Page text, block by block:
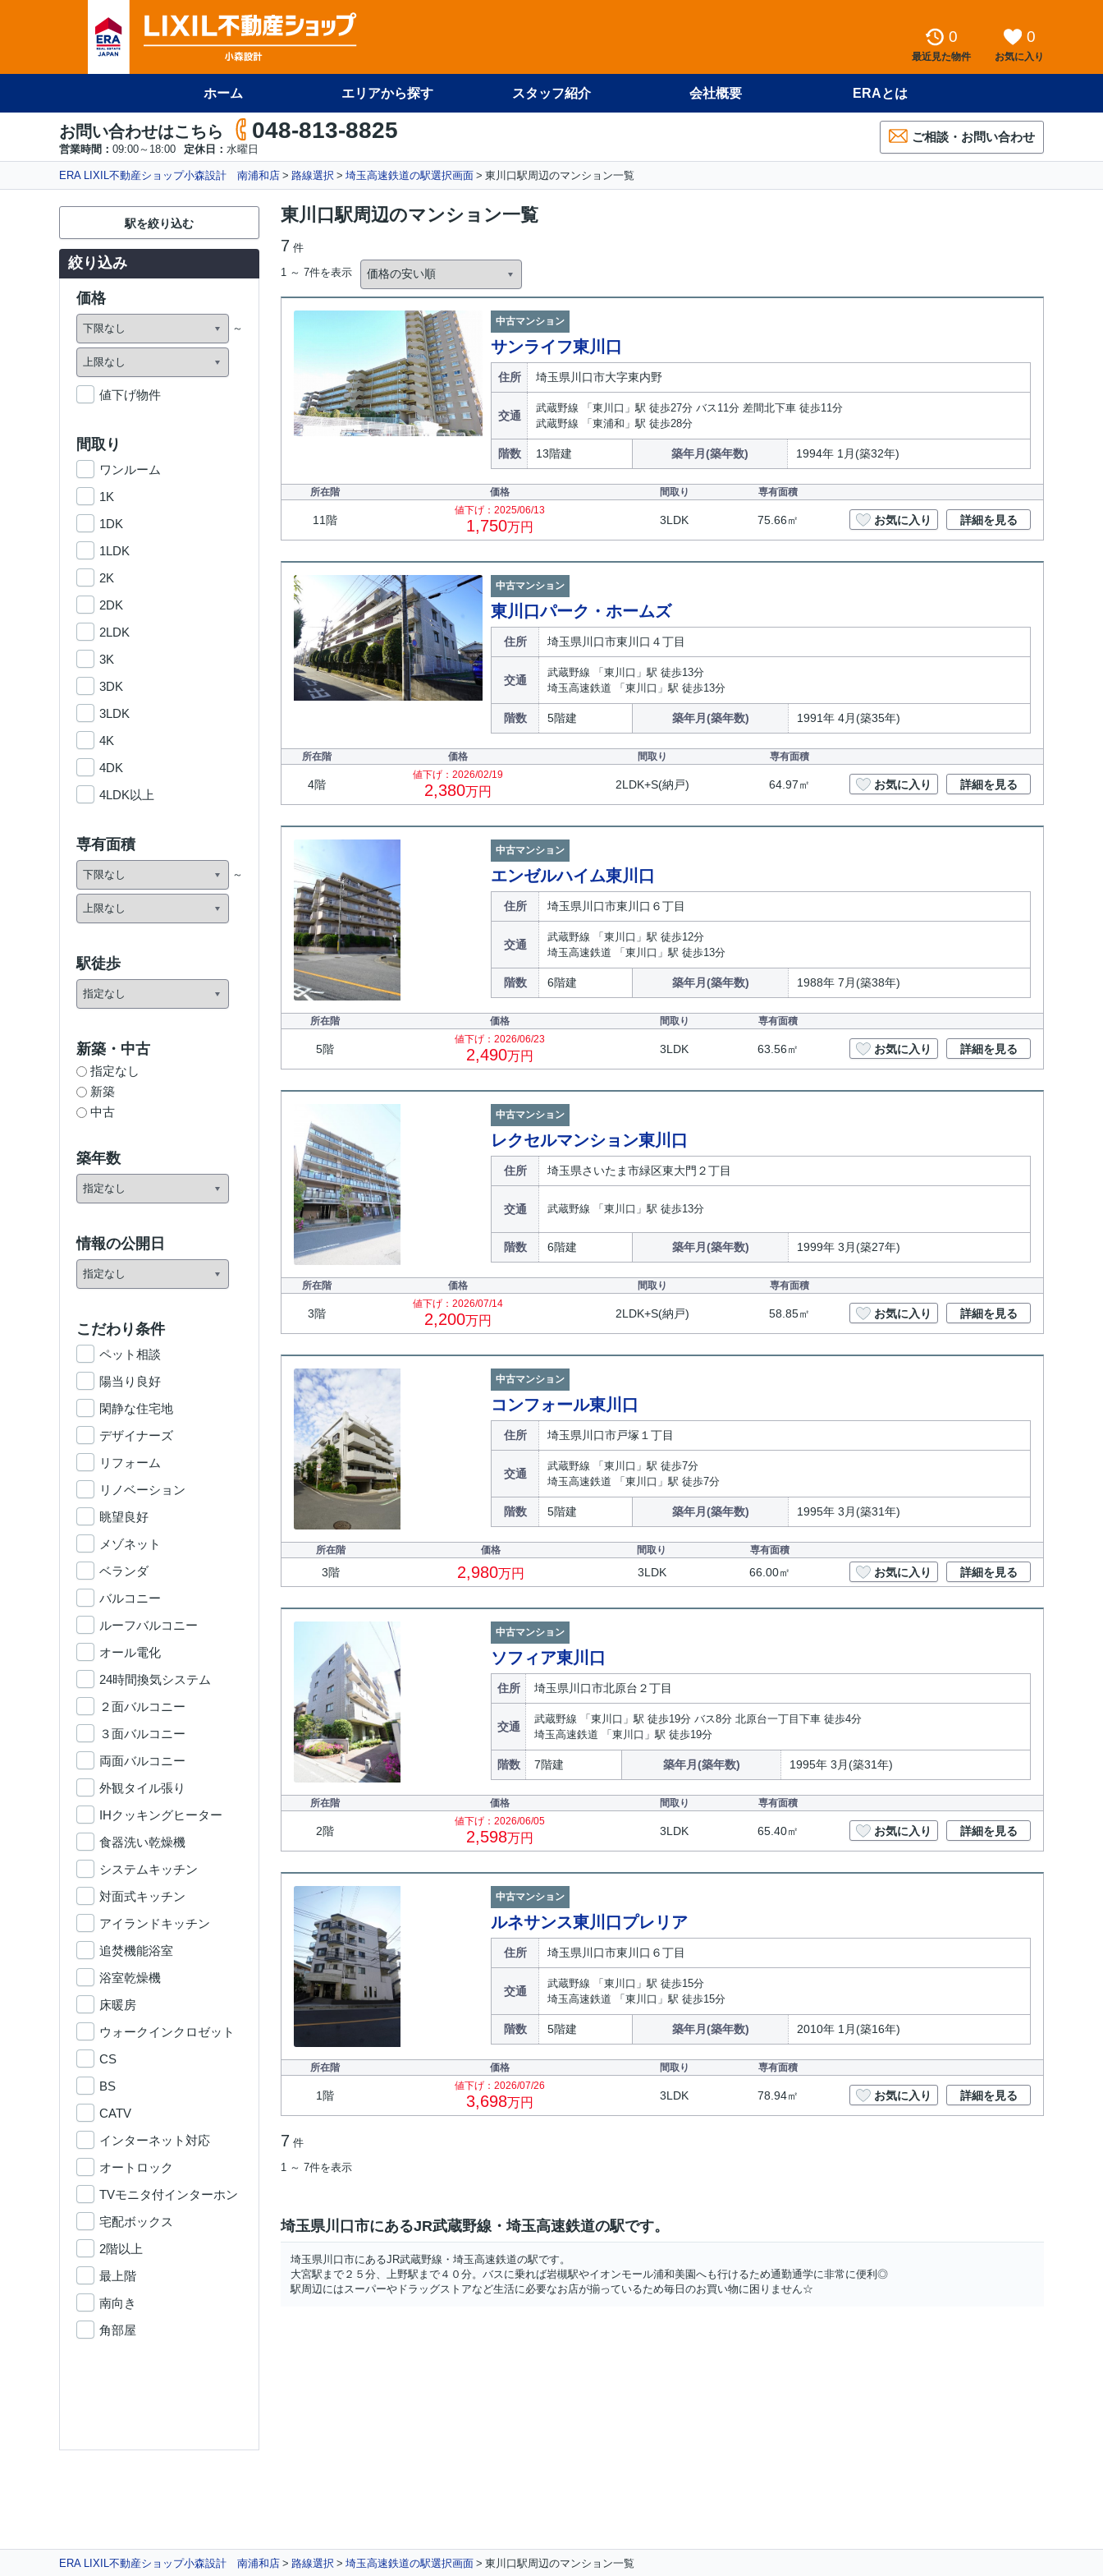
0
最近見た物件
0
お気に入り
ホーム エリアから探す スタッフ紹介 会社概要 ERAとは
お問い合わせはこちら 048-813-8825
営業時間： 09:00～18:00 定休日： 水曜日
ご相談・お問い合わせ
ERA LIXIL不動産ショップ小森設計 南浦和店 路線選択 埼玉高速鉄道の駅選択画面 東川口駅周辺のマンション一覧
東川口駅周辺のマンション一覧
7 件
1 ～ 7件を表示
中古マンション
サンライフ東川口
住所 埼玉県川口市大字東内野
交通
武蔵野線 「東川口」駅 徒歩27分 バス11分 差間北下車 徒歩11分
武蔵野線 「東浦和」駅 徒歩28分
階数 13階建 築年月(築年数) 1994年 1月(築32年)
所在階 価格 間取り 専有面積
11階
値下げ：2025/06/13
1,750万円 3LDK 75.66㎡ お気に入り 詳細を見る
中古マンション
東川口パーク・ホームズ
住所 埼玉県川口市東川口４丁目
交通
武蔵野線 「東川口」駅 徒歩13分
埼玉高速鉄道 「東川口」駅 徒歩13分
階数 5階建 築年月(築年数) 1991年 4月(築35年)
所在階 価格 間取り 専有面積
4階
値下げ：2026/02/19
2,380万円 2LDK+S(納戸) 64.97㎡ お気に入り 詳細を見る
中古マンション
エンゼルハイム東川口
住所 埼玉県川口市東川口６丁目
交通
武蔵野線 「東川口」駅 徒歩12分
埼玉高速鉄道 「東川口」駅 徒歩13分
階数 6階建 築年月(築年数) 1988年 7月(築38年)
所在階 価格 間取り 専有面積
5階
値下げ：2026/06/23
2,490万円 3LDK 63.56㎡ お気に入り 詳細を見る
中古マンション
レクセルマンション東川口
住所 埼玉県さいたま市緑区東大門２丁目
交通 武蔵野線 「東川口」駅 徒歩13分
階数 6階建 築年月(築年数) 1999年 3月(築27年)
所在階 価格 間取り 専有面積
3階
値下げ：2026/07/14
2,200万円 2LDK+S(納戸) 58.85㎡ お気に入り 詳細を見る
中古マンション
コンフォール東川口
住所 埼玉県川口市戸塚１丁目
交通
武蔵野線 「東川口」駅 徒歩7分
埼玉高速鉄道 「東川口」駅 徒歩7分
階数 5階建 築年月(築年数) 1995年 3月(築31年)
所在階 価格 間取り 専有面積
3階 2,980万円 3LDK 66.00㎡ お気に入り 詳細を見る
中古マンション
ソフィア東川口
住所 埼玉県川口市北原台２丁目
交通
武蔵野線 「東川口」駅 徒歩19分 バス8分 北原台一丁目下車 徒歩4分
埼玉高速鉄道 「東川口」駅 徒歩19分
階数 7階建 築年月(築年数) 1995年 3月(築31年)
所在階 価格 間取り 専有面積
2階
値下げ：2026/06/05
2,598万円 3LDK 65.40㎡ お気に入り 詳細を見る
中古マンション
ルネサンス東川口プレリア
住所 埼玉県川口市東川口６丁目
交通
武蔵野線 「東川口」駅 徒歩15分
埼玉高速鉄道 「東川口」駅 徒歩15分
階数 5階建 築年月(築年数) 2010年 1月(築16年)
所在階 価格 間取り 専有面積
1階
値下げ：2026/07/26
3,698万円 3LDK 78.94㎡ お気に入り 詳細を見る
7 件
1 ～ 7件を表示
埼玉県川口市にあるJR武蔵野線・埼玉高速鉄道の駅です。
埼玉県川口市にあるJR武蔵野線・埼玉高速鉄道の駅です。
大宮駅まで２５分、上野駅まで４０分。バスに乗れば岩槻駅やイオンモール浦和美園へも行けるため通勤通学に非常に便利◎
駅周辺にはスーパーやドラッグストアなど生活に必要なお店が揃っているため毎日のお買い物に困りません☆
駅を絞り込む
絞り込み
価格
値下げ物件
間取り
ワンルーム
1K
1DK
1LDK
2K
2DK
2LDK
3K
3DK
3LDK
4K
4DK
4LDK以上
専有面積
駅徒歩
新築・中古
指定なし
新築
中古
築年数
情報の公開日
こだわり条件
ペット相談
陽当り良好
閑静な住宅地
デザイナーズ
リフォーム
リノベーション
眺望良好
メゾネット
ベランダ
バルコニー
ルーフバルコニー
オール電化
24時間換気システム
２面バルコニー
３面バルコニー
両面バルコニー
外観タイル張り
IHクッキングヒーター
食器洗い乾燥機
システムキッチン
対面式キッチン
アイランドキッチン
追焚機能浴室
浴室乾燥機
床暖房
ウォークインクロゼット
CS
BS
CATV
インターネット対応
オートロック
TVモニタ付インターホン
宅配ボックス
2階以上
最上階
南向き
角部屋
ERA LIXIL不動産ショップ小森設計 南浦和店 路線選択 埼玉高速鉄道の駅選択画面 東川口駅周辺のマンション一覧